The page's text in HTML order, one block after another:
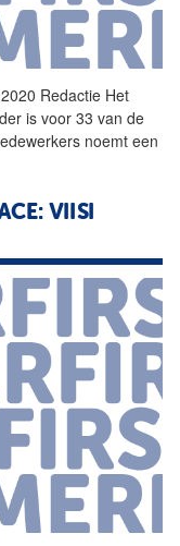
Redactie Het
is voor 33 van de
noemt een
VIISI